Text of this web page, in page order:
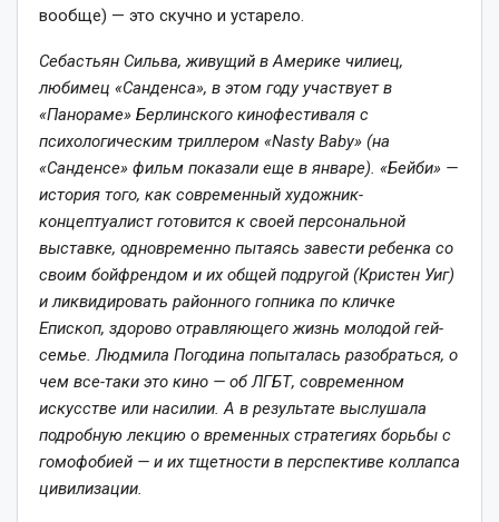
вообще) — это скучно и устарело.
Себастьян Сильва, живущий в Америке чилиец,
любимец «Санденса», в этом году участвует в
«Панораме» Берлинского кинофестиваля с
психологическим триллером «Nasty Baby» (на
«Санденсе» фильм показали еще в январе). «Бейби» —
история того, как современный художник-
концептуалист готовится к своей персональной
выставке, одновременно пытаясь завести ребенка со
своим бойфрендом и их общей подругой (Кристен Уиг)
и ликвидировать районного гопника по кличке
Епископ, здорово отравляющего жизнь молодой гей-
семье. Людмила Погодина попыталась разобраться, о
чем все-таки это кино — об ЛГБТ, современном
искусстве или насилии. А в результате выслушала
подробную лекцию о временных стратегиях борьбы с
гомофобией — и их тщетности в перспективе коллапса
цивилизации.